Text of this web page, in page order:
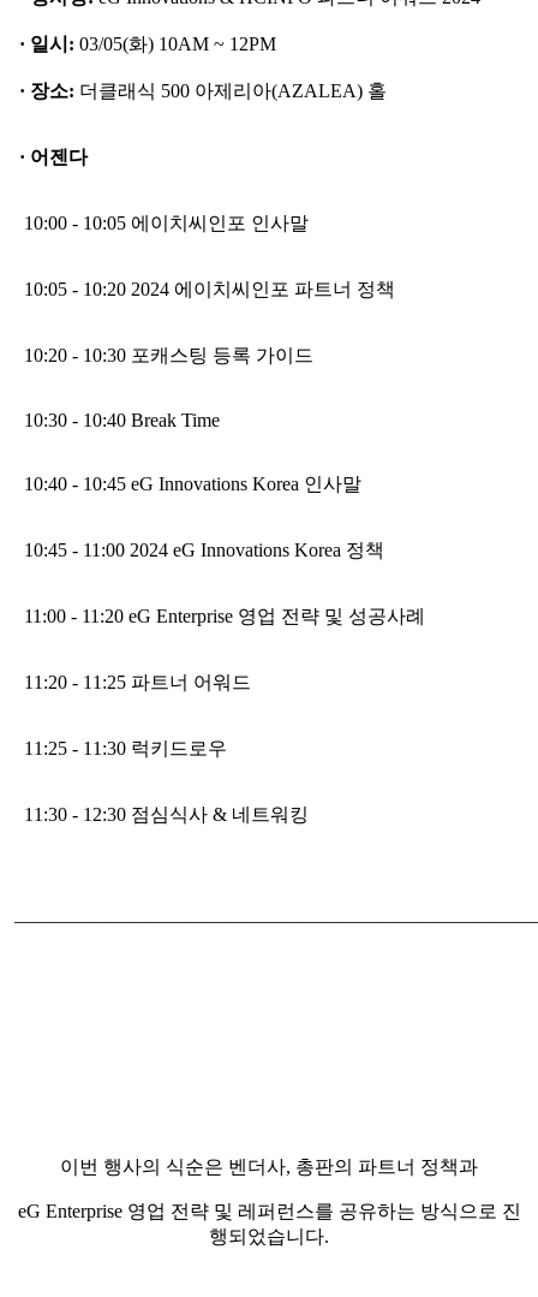
· 일시: 03/05(화) 10AM ~ 12PM
· 장소: 더클래식 500 아제리아(AZALEA) 홀
· 어젠다
10:00 - 10:05 에이치씨인포 인사말
10:05 - 10:20 2024 에이치씨인포 파트너 정책
10:20 - 10:30 포캐스팅 등록 가이드
10:30 - 10:40 Break Time
10:40 - 10:45 eG Innovations Korea 인사말
10:45 - 11:00 2024 eG Innovations Korea 정책
11:00 - 11:20 eG Enterprise 영업 전략 및 성공사례
11:20 - 11:25 파트너 어워드
11:25 - 11:30 럭키드로우
11:30 - 12:30 점심식사 & 네트워킹
이번 행사의 식순은 벤더사, 총판의 파트너 정책과
eG Enterprise 영업 전략 및 레퍼런스를 공유하는 방식으로 진
행되었습니다.